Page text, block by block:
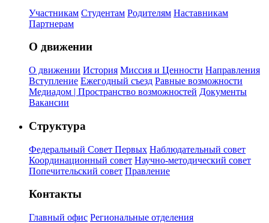
Участникам Студентам Родителям Наставникам
Партнерам
О движении
О движении История Миссия и Ценности Направления
Вступление Ежегодный съезд Равные возможности
Медиадом | Пространство возможностей Документы
Вакансии
Структура
Федеральный Совет Первых Наблюдательный совет
Координационный совет Научно-методический совет
Попечительский совет Правление
Контакты
Главный офис Региональные отделения